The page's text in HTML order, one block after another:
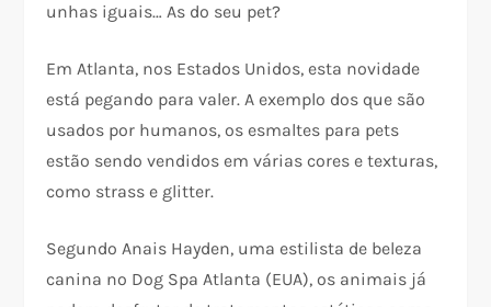
unhas iguais… As do seu pet?
Em Atlanta, nos Estados Unidos, esta novidade
está pegando para valer. A exemplo dos que são
usados por humanos, os esmaltes para pets
estão sendo vendidos em várias cores e texturas,
como strass e glitter.
Segundo Anais Hayden, uma estilista de beleza
canina no Dog Spa Atlanta (EUA), os animais já